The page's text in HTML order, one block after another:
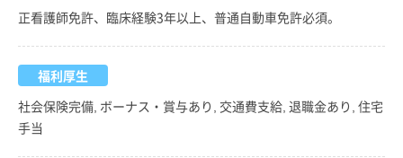
正看護師免許、臨床経験3年以上、普通自動車免許必須。
福利厚生
社会保険完備, ボーナス・賞与あり, 交通費支給, 退職金あり, 住宅
手当